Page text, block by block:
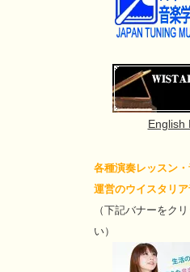
English
各種演奏レッスン
運営のウイスタリ
（下記バナーをク
い）